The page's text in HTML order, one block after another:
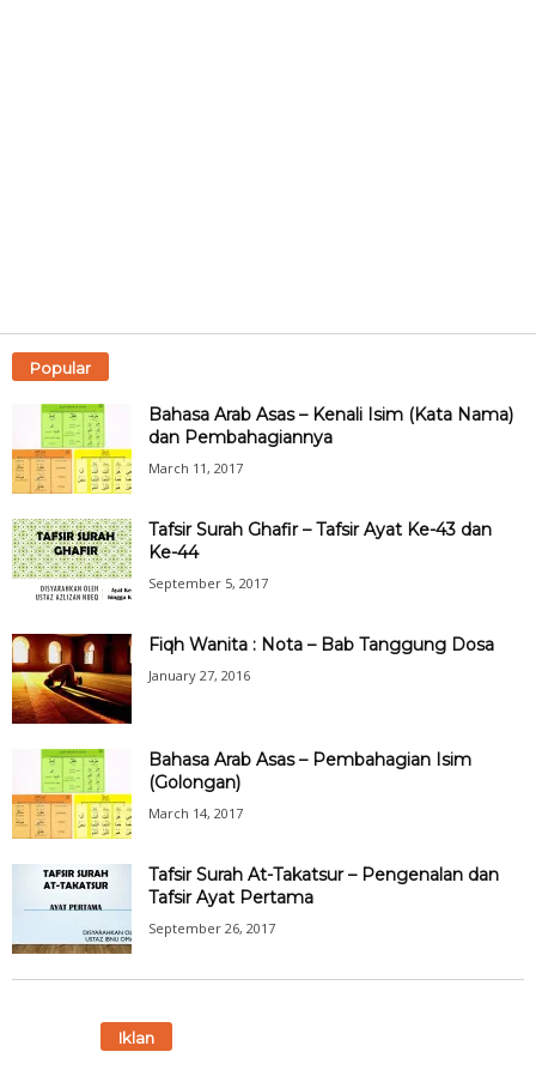
Popular
Bahasa Arab Asas – Kenali Isim (Kata Nama)
dan Pembahagiannya
March 11, 2017
Tafsir Surah Ghafir – Tafsir Ayat Ke-43 dan
Ke-44
September 5, 2017
Fiqh Wanita : Nota – Bab Tanggung Dosa
January 27, 2016
Bahasa Arab Asas – Pembahagian Isim
(Golongan)
March 14, 2017
Tafsir Surah At-Takatsur – Pengenalan dan
Tafsir Ayat Pertama
September 26, 2017
Iklan